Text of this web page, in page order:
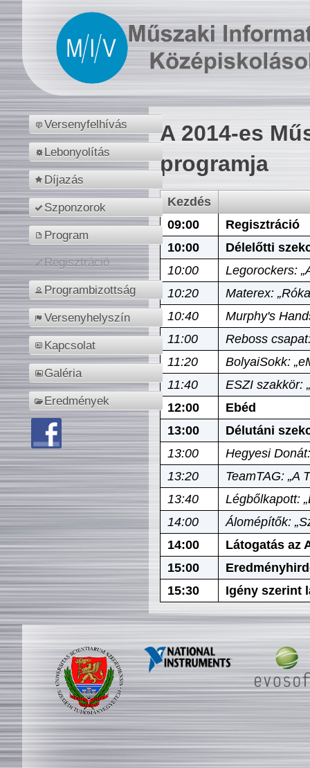
Versenyfelhívás
Lebonyolítás
Díjazás
Szponzorok
Program
Regisztráció
Programbizottság
Versenyhelyszín
Kapcsolat
Galéria
Eredmények
A 2014-es
programja
Kezdés
09:00
Regisztráció
10:00
Délelőtti
10:00
Legorockers:
10:20
Materex:
10:40
Murphy's
11:00
Reboss
11:20
BolyaiSokk:
11:40
ESZI szakkör:
12:00
Ebéd
13:00
Délutáni
13:00
Hegyesi
13:20
TeamTAG: „A
13:40
Légbőlkapott:
14:00
Álomépítők:
14:00
Látogatás az
15:00
15:30
Igény szerint